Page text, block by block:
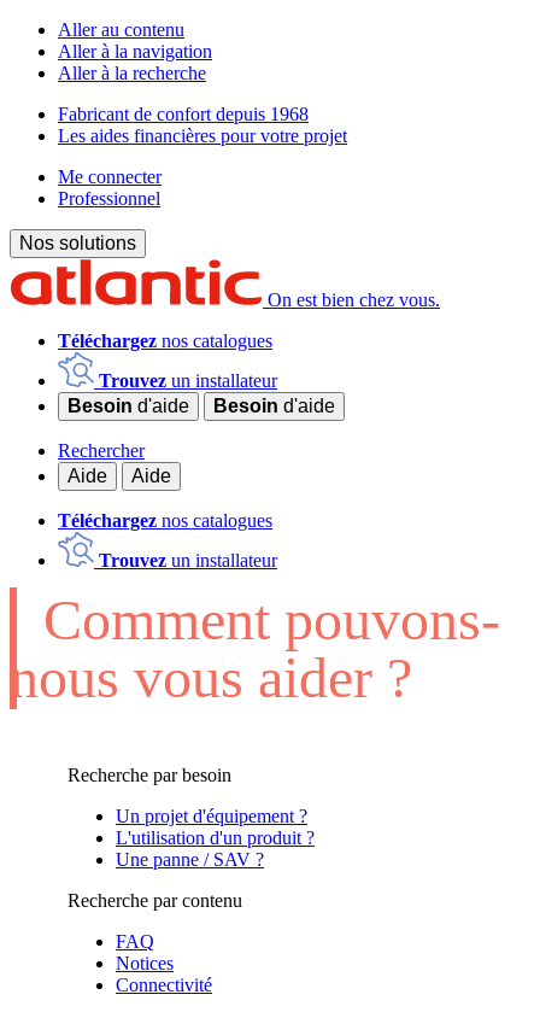
Aller au contenu
Aller à la navigation
Aller à la recherche
Fabricant de confort depuis 1968
Les aides financières pour votre projet
Me connecter
Professionnel
Nos solutions
On est bien chez vous.
Téléchargez nos catalogues
Trouvez un installateur
Besoin d'aide Besoin d'aide
Rechercher
Aide
Aide
Téléchargez nos catalogues
Trouvez un installateur
Comment pouvons-
nous vous aider ?
Recherche par besoin
Un projet d'équipement ?
L'utilisation d'un produit ?
Une panne / SAV ?
Recherche par contenu
FAQ
Notices
Connectivité